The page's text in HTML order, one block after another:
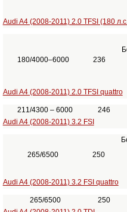
Audi A4 (2008-2011) 2.0 TFSI (180
180/4000–6000 236
Audi A4 (2008-2011) 2.0 TFSI quattro
211/4300 – 6000 246
Audi A4 (2008-2011) 3.2 FSI
265/6500 250
Audi A4 (2008-2011) 3.2 FSI quattro
265/6500 250